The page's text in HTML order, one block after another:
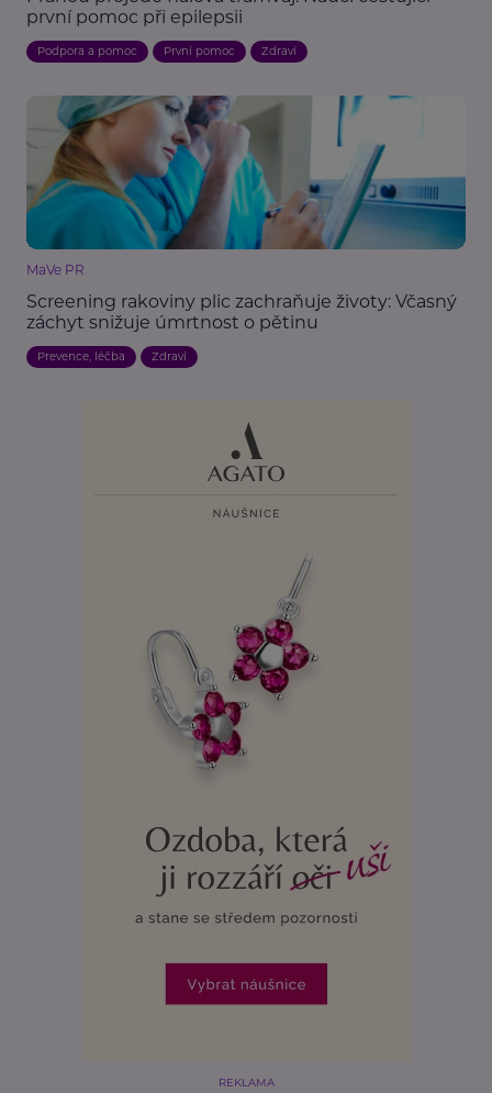
první pomoc při epilepsii
Podpora a pomoc První pomoc Zdraví
MaVe PR
Screening rakoviny plic zachraňuje životy: Včasný
záchyt snižuje úmrtnost o pětinu
Prevence, léčba Zdraví
REKLAMA